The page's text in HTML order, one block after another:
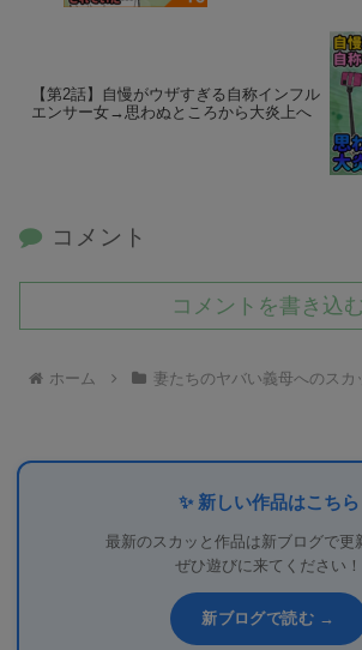
【第2話】自慢がウザすぎる自称インフル
エンサー女→思わぬところから大炎上へ
コメント
コメントを書き込
ホーム 妻たちのヤバい義母へのスカ
✨ 新しい作品はこちら
最新のスカッと作品は新ブログで更
ぜひ遊びに来てください！
新ブログで読む →